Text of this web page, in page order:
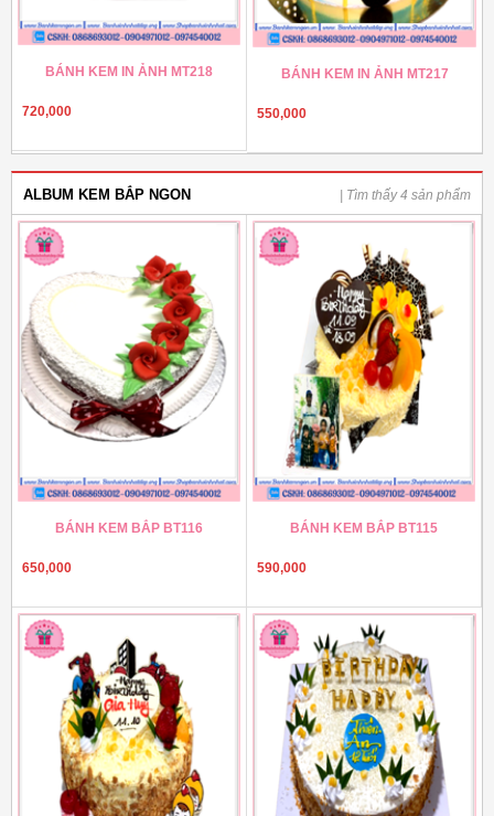
BÁNH KEM IN ẢNH MT218
720,000
BÁNH KEM IN ẢNH MT217
550,000
ALBUM KEM BẮP NGON | Tìm thấy 4 sản phẩm
BÁNH KEM BẮP BT116
650,000
BÁNH KEM BẮP BT115
590,000